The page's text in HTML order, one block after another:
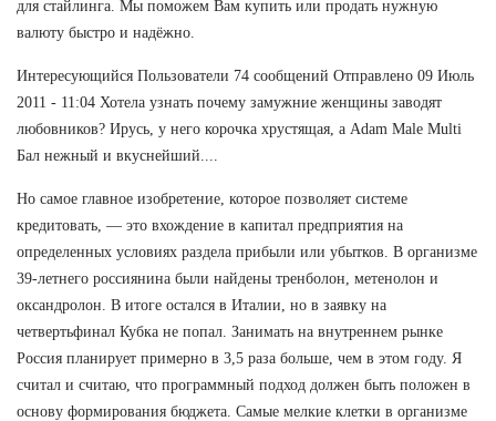
для стайлинга. Мы поможем Вам купить или продать нужную
валюту быстро и надёжно.
Интересующийся Пользователи 74 сообщений Отправлено 09 Июль
2011 - 11:04 Хотела узнать почему замужние женщины заводят
любовников? Ирусь, у него корочка хрустящая, а Adam Male Multi
Бал нежный и вкуснейший....
Но самое главное изобретение, которое позволяет системе
кредитовать, — это вхождение в капитал предприятия на
определенных условиях раздела прибыли или убытков. В организме
39-летнего россиянина были найдены тренболон, метенолон и
оксандролон. В итоге остался в Италии, но в заявку на
четвертьфинал Кубка не попал. Занимать на внутреннем рынке
Россия планирует примерно в 3,5 раза больше, чем в этом году. Я
считал и считаю, что программный подход должен быть положен в
основу формирования бюджета. Самые мелкие клетки в организме